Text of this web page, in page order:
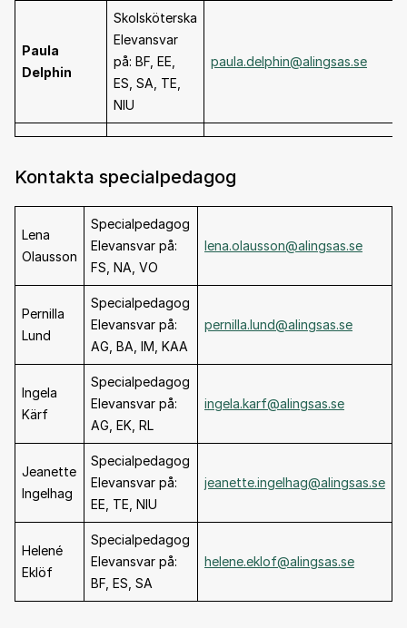
Paula
Delphin
Skolsköterska
Elevansvar
på: BF, EE,
ES, SA, TE,
NIU
paula.delphin@alingsas.se
Kontakta specialpedagog
Lena
Olausson
Specialpedagog
Elevansvar på:
FS, NA, VO
lena.olausson@alingsas.se
Pernilla
Lund
Specialpedagog
Elevansvar på:
AG, BA, IM, KAA
pernilla.lund@alingsas.se
Ingela
Kärf
Specialpedagog
Elevansvar på:
AG, EK, RL
ingela.karf@alingsas.se
Jeanette
Ingelhag
Specialpedagog
Elevansvar på:
EE, TE, NIU
jeanette.ingelhag@alingsas.se
Helené
Eklöf
Specialpedagog
Elevansvar på:
BF, ES, SA
helene.eklof@alingsas.se